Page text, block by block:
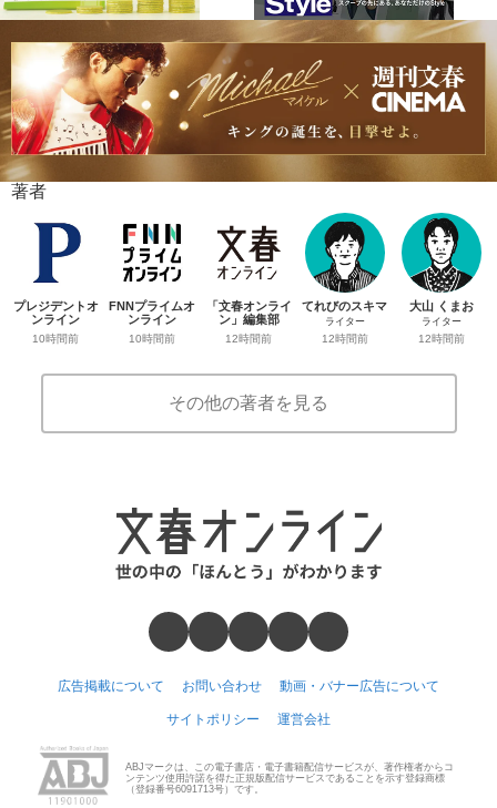
著者
プレジデントオ
ンライン
10時間前
FNNプライムオ
ンライン
10時間前
「文春オンライ
ン」編集部
12時間前
てれびのスキマ
ライター
12時間前
大山 くまお
ライター
12時間前
その他の著者を見る
広告掲載について お問い合わせ 動画・バナー広告について
サイトポリシー 運営会社
ABJマークは、この電子書店・電子書籍配信サービスが、著作権者からコ
ンテンツ使用許諾を得た正規版配信サービスであることを示す登録商標
（登録番号6091713号）です。